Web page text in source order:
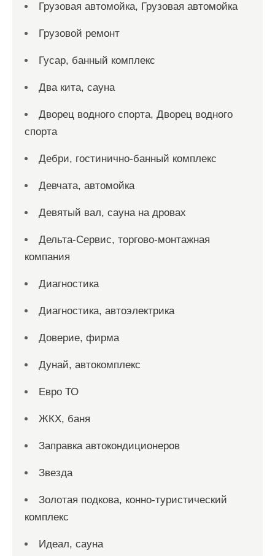
Грузовая автомойка, Грузовая автомойка
Грузовой ремонт
Гусар, банный комплекс
Два кита, сауна
Дворец водного спорта, Дворец водного
спорта
Дебри, гостинично-банный комплекс
Девчата, автомойка
Девятый вал, сауна на дровах
Дельта-Сервис, торгово-монтажная
компания
Диагностика
Диагностика, автоэлектрика
Доверие, фирма
Дунай, автокомплекс
Евро ТО
ЖКХ, баня
Заправка автокондиционеров
Звезда
Золотая подкова, конно-туристический
комплекс
Идеал, сауна